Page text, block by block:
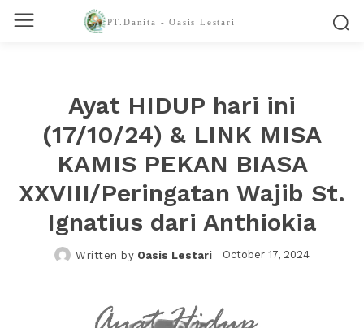
PT.Danita - Oasis Lestari
Ayat HIDUP hari ini
(17/10/24) & LINK MISA
KAMIS PEKAN BIASA
XXVIII/Peringatan Wajib St.
Ignatius dari Anthiokia
Written by Oasis Lestari October 17, 2024